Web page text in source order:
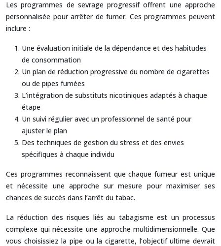
Les programmes de sevrage progressif offrent une approche
personnalisée pour arrêter de fumer. Ces programmes peuvent
inclure :
Une évaluation initiale de la dépendance et des habitudes
de consommation
Un plan de réduction progressive du nombre de cigarettes
ou de pipes fumées
L’intégration de substituts nicotiniques adaptés à chaque
étape
Un suivi régulier avec un professionnel de santé pour
ajuster le plan
Des techniques de gestion du stress et des envies
spécifiques à chaque individu
Ces programmes reconnaissent que chaque fumeur est unique
et nécessite une approche sur mesure pour maximiser ses
chances de succès dans l’arrêt du tabac.
La réduction des risques liés au tabagisme est un processus
complexe qui nécessite une approche multidimensionnelle. Que
vous choisissiez la pipe ou la cigarette, l’objectif ultime devrait